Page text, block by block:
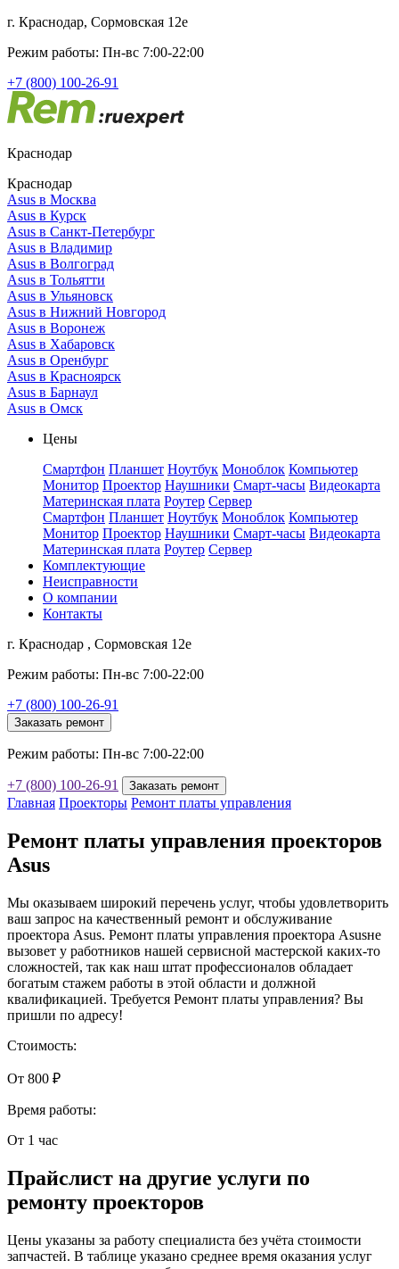
г. Краснодар, Сормовская 12е
Режим работы: Пн-вс 7:00-22:00
+7 (800) 100-26-91
Краснодар
Краснодар
Asus в Москва
Asus в Курск
Asus в Санкт-Петербург
Asus в Владимир
Asus в Волгоград
Asus в Тольятти
Asus в Ульяновск
Asus в Нижний Новгород
Asus в Воронеж
Asus в Хабаровск
Asus в Оренбург
Asus в Красноярск
Asus в Барнаул
Asus в Омск
Цены
Смартфон Планшет Ноутбук Моноблок Компьютер
Монитор Проектор Наушники Смарт-часы Видеокарта
Материнская плата Роутер Сервер
Смартфон Планшет Ноутбук Моноблок Компьютер
Монитор Проектор Наушники Смарт-часы Видеокарта
Материнская плата Роутер Сервер
Комплектующие
Неисправности
О компании
Контакты
г. Краснодар , Сормовская 12е
Режим работы: Пн-вс 7:00-22:00
+7 (800) 100-26-91
Заказать ремонт
Режим работы: Пн-вс 7:00-22:00
+7 (800) 100-26-91 Заказать ремонт
Главная Проекторы Ремонт платы управления
Ремонт платы управления проекторов
Asus
Мы оказываем широкий перечень услуг, чтобы удовлетворить
ваш запрос на качественный ремонт и обслуживание
проектора Asus. Ремонт платы управления проектора Asusне
вызовет у работников нашей сервисной мастерской каких-то
сложностей, так как наш штат профессионалов обладает
богатым стажем работы в этой области и должной
квалификацией. Требуется Ремонт платы управления? Вы
пришли по адресу!
Стоимость:
От 800 ₽
Время работы:
От 1 час
Прайслист на другие услуги по
ремонту проекторов
Цены указаны за работу специалиста без учёта стоимости
запчастей. В таблице указано среднее время оказания услуг